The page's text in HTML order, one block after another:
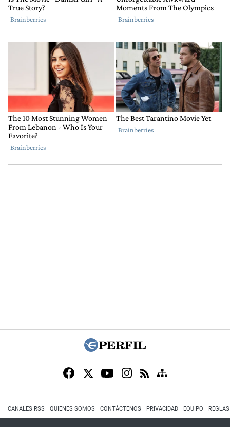
CANALES RSS QUIENES SOMOS CONTÁCTENOS PRIVACIDAD EQUIPO